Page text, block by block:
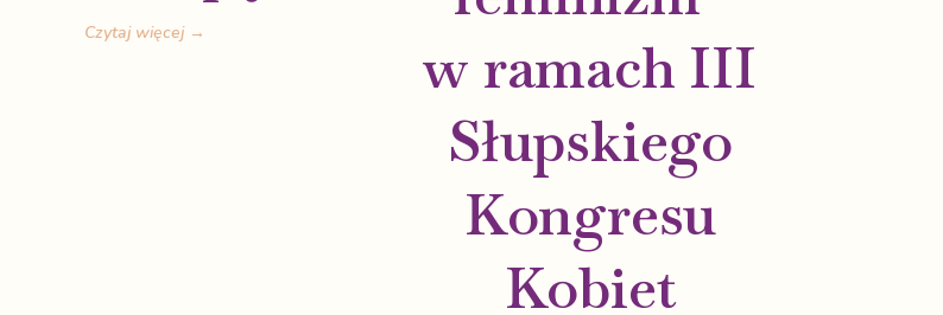
Czytaj więcej →
w ramach III
Słupskiego
Kongresu
Kobiet